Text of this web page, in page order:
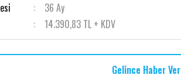
36 Ay
14.390,83 TL + KDV
Gelince Haber Ver